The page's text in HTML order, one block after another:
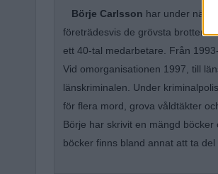
Börje Carlsson har under
företrädesvis de grövsta brotten.
ett 40-tal medarbetare. Från
Vid omorganisationen 1997, till
länskriminalen. Under
för flera mord, grova våldtäkter
Börje har skrivit en mängd böcker
böcker finns bland annat att ta del